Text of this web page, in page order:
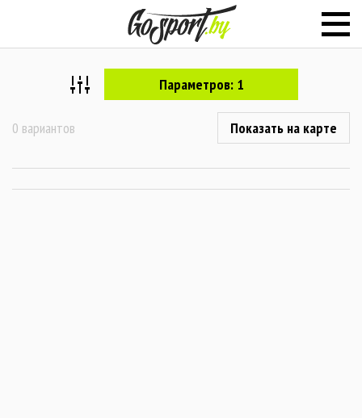
Параметров: 1
0 вариантов Показать на карте